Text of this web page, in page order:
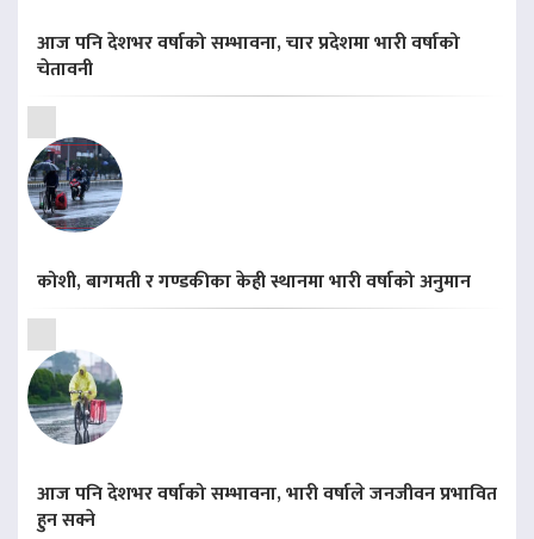
आज पनि देशभर वर्षाको सम्भावना, चार प्रदेशमा भारी वर्षाको
चेतावनी
कोशी, बागमती र गण्डकीका केही स्थानमा भारी वर्षाको अनुमान
आज पनि देशभर वर्षाको सम्भावना, भारी वर्षाले जनजीवन प्रभावित
हुन सक्ने